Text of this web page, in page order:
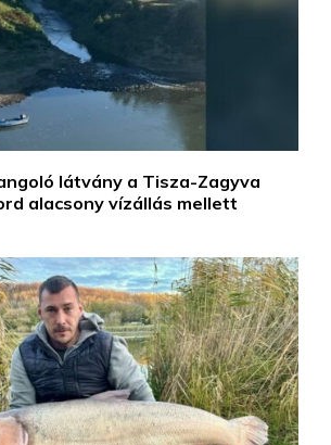
látvány a Tisza-Zagyva
alacsony vízállás mellett